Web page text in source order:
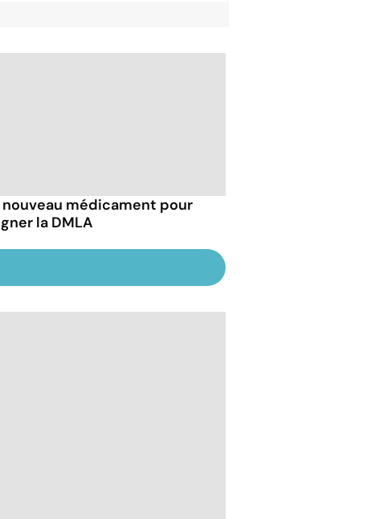
nouveau médicament pour
la DMLA